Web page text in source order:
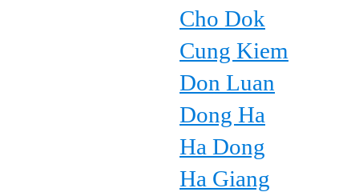
Cho Dok
Cung Kiem
Don Luan
Dong Ha
Ha Dong
Ha Giang